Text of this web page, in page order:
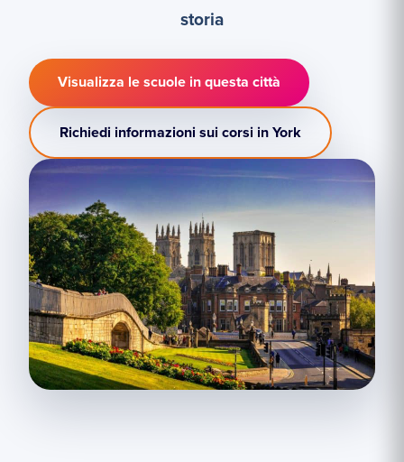
storia
Visualizza le scuole in questa città
Richiedi informazioni sui corsi in York